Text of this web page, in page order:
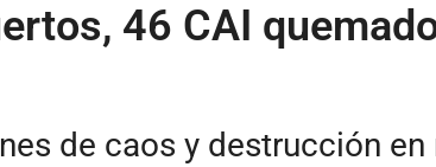
46 CAI
de caos y destrucción